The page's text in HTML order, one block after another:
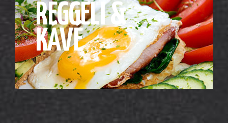
REGGELI &
KÁVÉ